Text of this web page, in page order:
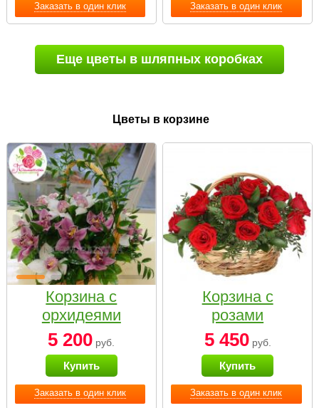
Заказать в один клик Заказать в один клик
Еще цветы в шляпных коробках
Цветы в корзине
Заказать в один клик
Корзина с
орхидеями
малая
5 200 руб.
Купить
Заказать в один клик
Корзина с
розами
«Красный
Париж»
5 450руб.
Купить